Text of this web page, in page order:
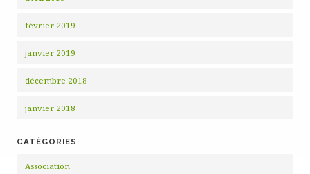
février 2019
janvier 2019
décembre 2018
janvier 2018
CATÉGORIES
Association